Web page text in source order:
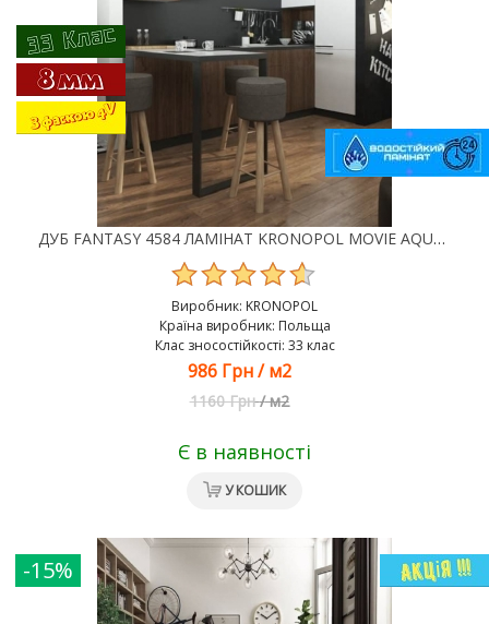
ДУБ FANTASY 4584 ЛАМІНАТ KRONOPOL MOVIE AQUA ZERO
Виробник: KRONOPOL
Країна виробник: Польща
Клас зносостійкості: 33 клас
986 Грн /м2
1160 Грн /м2
Є в наявності
У КОШИК
-15%